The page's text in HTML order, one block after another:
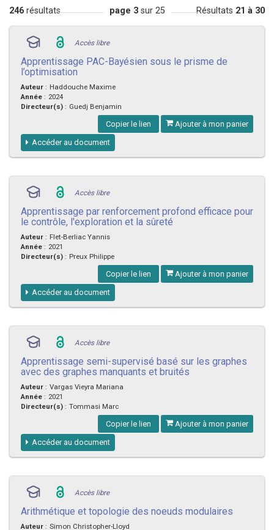
246 résultats page 3 sur 25 Résultats 21 à 30
Accès libre
Apprentissage PAC-Bayésien sous le prisme de
l’optimisation
Auteur : Haddouche Maxime
Année : 2024
Directeur(s) : Guedj Benjamin
Copier le lien Ajouter à mon panier
Accéder au document
Accès libre
Apprentissage par renforcement profond efficace pour
le contrôle, l'exploration et la sûreté
Auteur : Flet-Berliac Yannis
Année : 2021
Directeur(s) : Preux Philippe
Copier le lien Ajouter à mon panier
Accéder au document
Accès libre
Apprentissage semi-supervisé basé sur les graphes
avec des graphes manquants et bruités
Auteur : Vargas Vieyra Mariana
Année : 2021
Directeur(s) : Tommasi Marc
Copier le lien Ajouter à mon panier
Accéder au document
Accès libre
Arithmétique et topologie des noeuds modulaires
Auteur : Simon Christopher-Lloyd